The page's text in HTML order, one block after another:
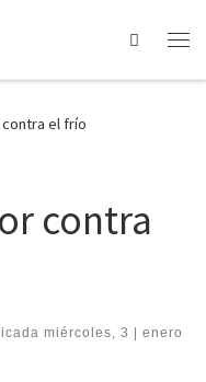
Search
el frío
contra
miércoles, 3 | enero